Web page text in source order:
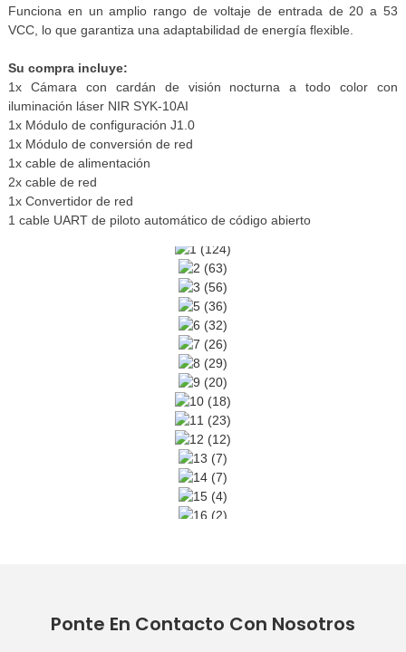
Funciona en un amplio rango de voltaje de entrada de 20 a 53
VCC, lo que garantiza una adaptabilidad de energía flexible.
Su compra incluye:
1x Cámara con cardán de visión nocturna a todo color con
iluminación láser NIR SYK-10AI
1x Módulo de configuración J1.0
1x Módulo de conversión de red
1x cable de alimentación
2x cable de red
1x Convertidor de red
1 cable UART de piloto automático de código abierto
Ponte En Contacto Con Nosotros